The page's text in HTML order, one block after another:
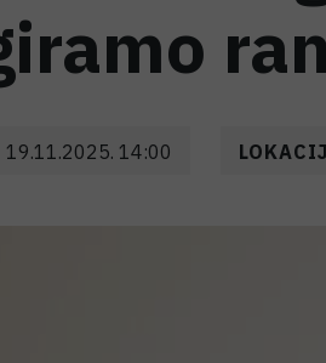
19.11.2025. 14:00